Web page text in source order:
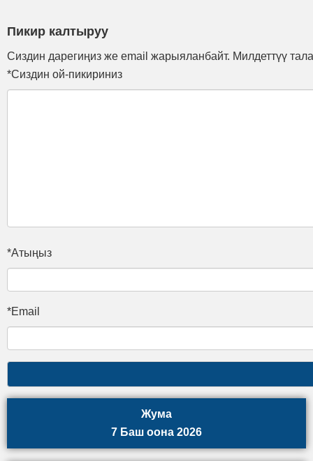
Пикир калтыруу
Сиздин дарегиңиз же email жарыяланбайт. Милдеттүү
*Сиздин ой-пикириниз
*Атыңыз
*Email
Жума
7 Баш оона 2026